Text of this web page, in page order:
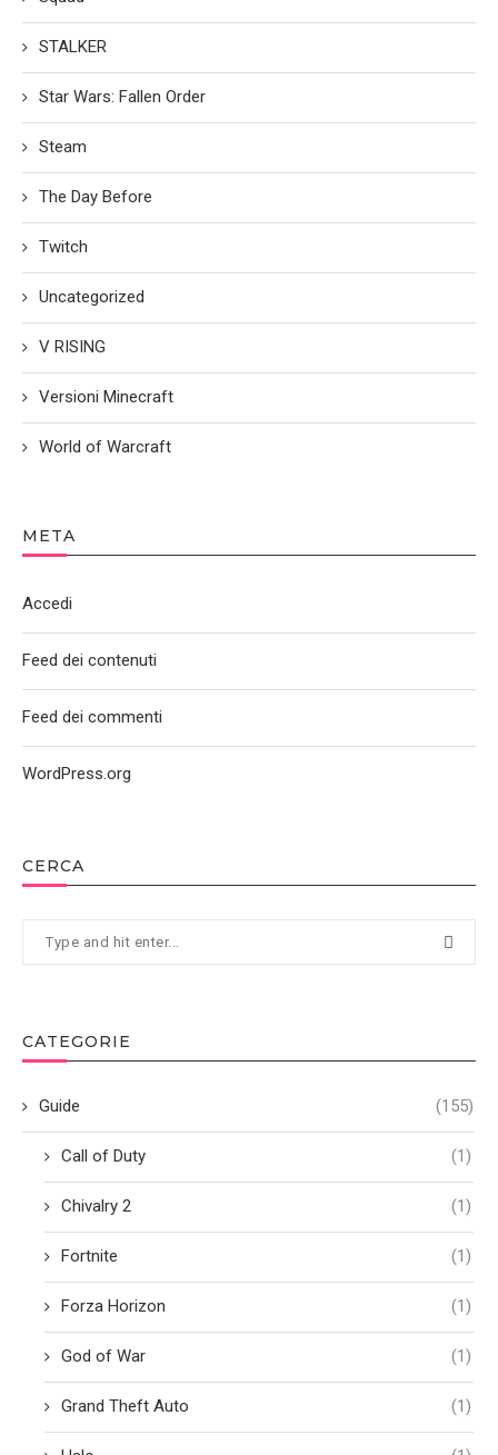
CERCA
CATEGORIE
Guide (155)
Call of Duty (1)
Chivalry 2 (1)
Fortnite (1)
Forza Horizon (1)
God of War (1)
Grand Theft Auto (1)
STALKER
Star Wars: Fallen Order
Steam
The Day Before
Twitch
Uncategorized
V RISING
Versioni Minecraft
World of Warcraft
META
Accedi
Feed dei contenuti
Feed dei commenti
WordPress.org